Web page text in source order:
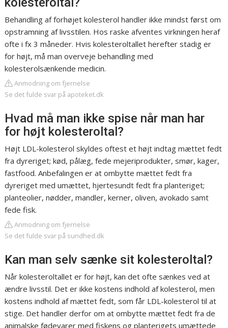
Behandling af forhøjet kolesterol handler ikke mindst først om
opstramning af livsstilen. Hos raske afventes virkningen heraf
ofte i fx 3 måneder. Hvis kolesteroltallet herefter stadig er
for højt, må man overveje behandling med
kolesterolsænkende medicin.
Anmodning om fjernelse
Se det fulde svar på apoteket.dk
Hvad må man ikke spise når man har
for højt kolesteroltal?
Højt LDL-kolesterol skyldes oftest et højt indtag mættet fedt
fra dyreriget; kød, pålæg, fede mejeriprodukter, smør, kager,
fastfood. Anbefalingen er at ombytte mættet fedt fra
dyreriget med umættet, hjertesundt fedt fra planteriget;
planteolier, nødder, mandler, kerner, oliven, avokado samt
fede fisk.
Anmodning om fjernelse
Se det fulde svar på sundhed.dk
Kan man selv sænke sit kolesteroltal?
Når kolesteroltallet er for højt, kan det ofte sænkes ved at
ændre livsstil. Det er ikke kostens indhold af kolesterol, men
kostens indhold af mættet fedt, som får LDL-kolesterol til at
stige. Det handler derfor om at ombytte mættet fedt fra de
animalske fødevarer med fiskens og planterigets umættede